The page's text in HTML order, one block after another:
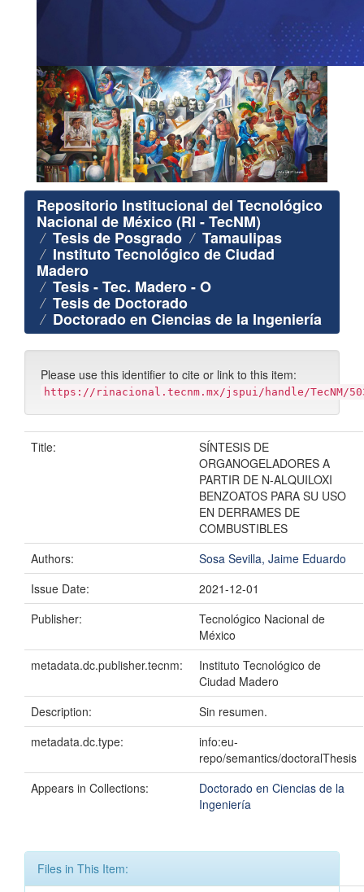
Repositorio Institucional del Tecnológico
Nacional de México (RI - TecNM)
Tesis de Posgrado Tamaulipas
Instituto Tecnológico de Ciudad
Madero
Tesis - Tec. Madero - O
Tesis de Doctorado
Doctorado en Ciencias de la Ingeniería
Please use this identifier to cite or link to this item:
https://rinacional.tecnm.mx/jspui/handle/TecNM/
Title:
SÍNTESIS DE
ORGANOGELADORES A
PARTIR DE N-ALQUILOXI
BENZOATOS PARA SU USO
EN DERRAMES DE
COMBUSTIBLES
Authors:
Sosa Sevilla, Jaime Eduardo
Issue Date:
2021-12-01
Publisher:
Tecnológico Nacional de
México
metadata.dc.publisher.tecnm:
Instituto Tecnológico de
Ciudad Madero
Description:
Sin resumen.
metadata.dc.type:
info:eu-
repo/semantics/doctoralThesis
Appears in Collections:
Doctorado en Ciencias de la
Ingeniería
Files in This Item: